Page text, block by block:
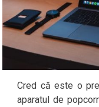
Cred că este o
aparatul de